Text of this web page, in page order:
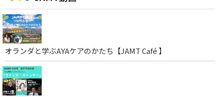
オランダと学ぶAYAケアのかたち【JAMT Café 】